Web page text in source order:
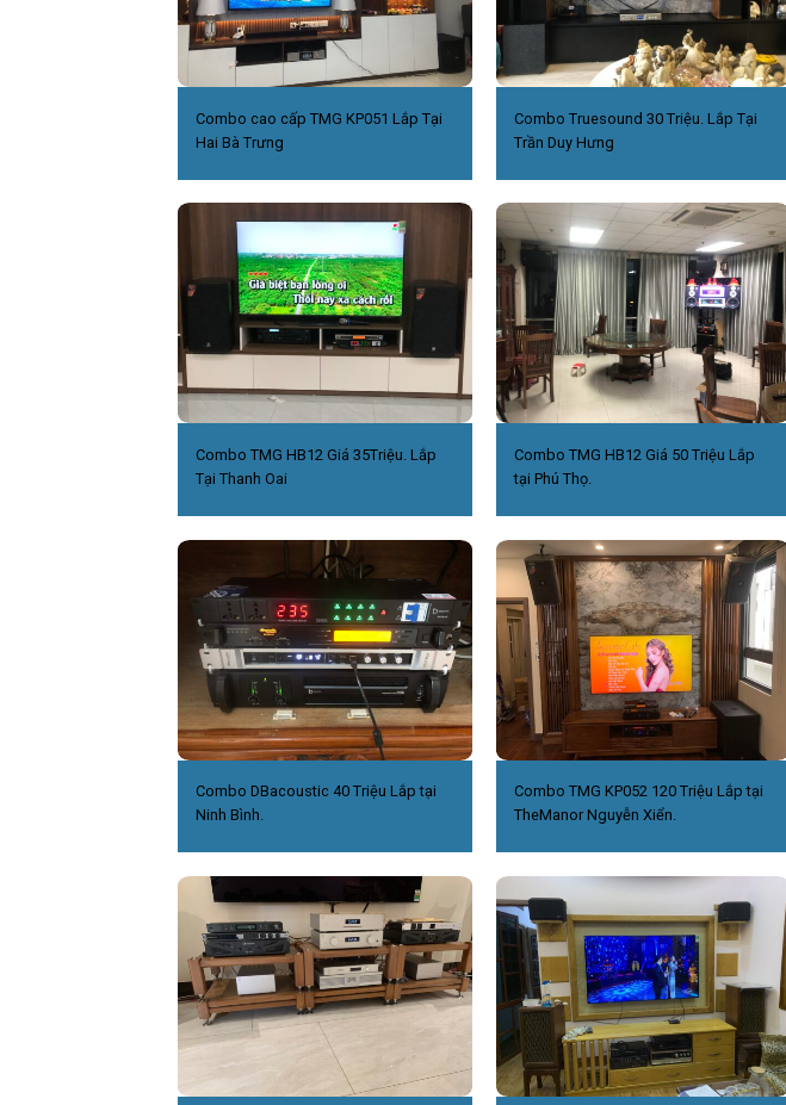
Combo cao cấp TMG KP051 Lắp Tại
Hai Bà Trưng
Combo Truesound 30 Triệu. Lắp Tại
Trần Duy Hưng
Combo TMG HB12 Giá 35Triệu. Lắp
Tại Thanh Oai
Combo TMG HB12 Giá 50 Triệu Lắp
tại Phú Thọ.
Combo DBacoustic 40 Triệu Lắp tại
Ninh Bình.
Combo TMG KP052 120 Triệu Lắp tại
TheManor Nguyễn Xiển.